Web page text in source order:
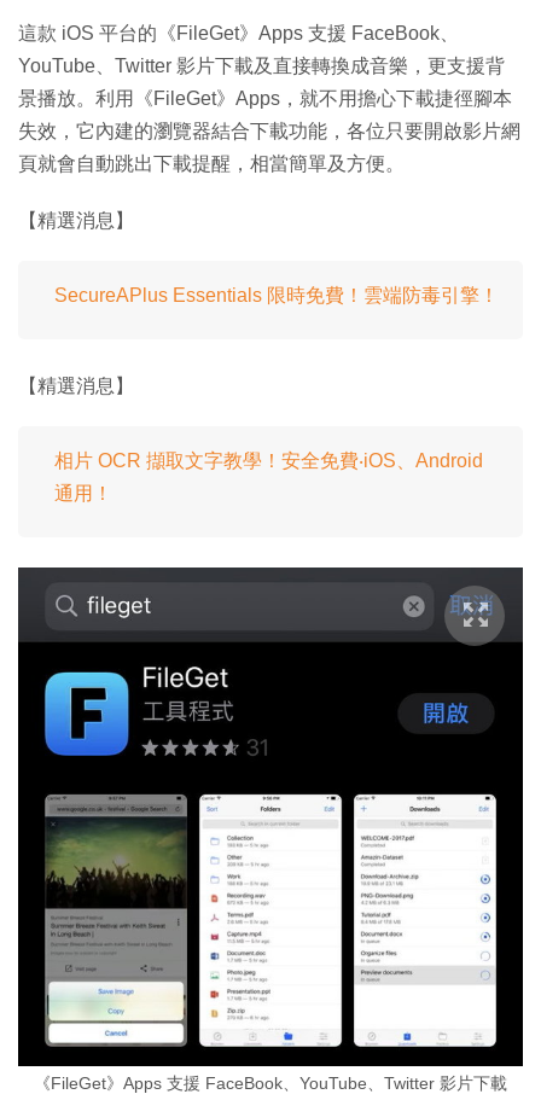
這款 iOS 平台的《FileGet》Apps 支援 FaceBook、
YouTube、Twitter 影片下載及直接轉換成音樂，更支援背
景播放。利用《FileGet》Apps，就不用擔心下載捷徑腳本
失效，它內建的瀏覽器結合下載功能，各位只要開啟影片網
頁就會自動跳出下載提醒，相當簡單及方便。
【精選消息】
SecureAPlus Essentials 限時免費！雲端防毒引擎！
【精選消息】
相片 OCR 擷取文字教學！安全免費‧iOS、Android
通用！
《FileGet》Apps 支援 FaceBook、YouTube、Twitter 影片下載